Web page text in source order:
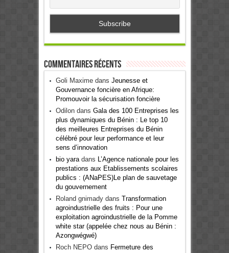
Commentaires récents
Goli Maximedans Jeunesse et
Gouvernance foncière en Afrique:
Promouvoir la sécurisation foncière
Odilondans Gala des 100 Entreprises les
plus dynamiques du Bénin : Le top 10
des meilleures Entreprises du Bénin
célébré pour leur performance et leur
sens d’innovation
bio yaradans L’Agence nationale pour les
prestations aux Etablissements scolaires
publics : (ANaPES)Le plan de sauvetage
du gouvernement
Roland gnimadydans Transformation
agroindustrielle des fruits : Pour une
exploitation agroindustrielle de la Pomme
white star (appelée chez nous au Bénin :
Azongwégwé)
Roch NEPOdans Fermeture des